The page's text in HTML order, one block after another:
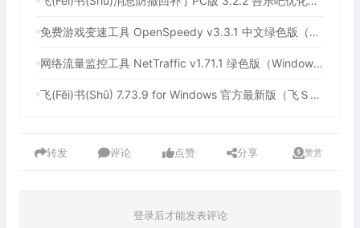
免费游戏变速工具 OpenSpeedy v3.3.1 中文绿色版（所有应用速度加速100倍，支持部分网盘下载加速）
网络流量监控工具 NetTraffic v1.71.1 绿色版（Windows 轻量实时网速监控工具）
飞(Fēi)书(Shū) 7.73.9 for Windows 官方最新版（飞Ｓhū历史版本下载，协同办公平台，附送飞Ｓhū消息防撤回补丁）
转发 评论 点赞 分享 赞赏
登录后才能发表评论